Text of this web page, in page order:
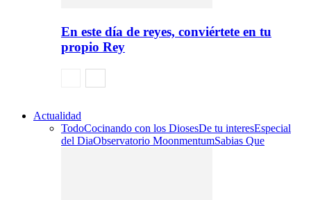
En este día de reyes, conviértete en tu
propio Rey
Actualidad
TodoCocinando con los DiosesDe tu interesEspecial
del DiaObservatorio MoonmentumSabias Que